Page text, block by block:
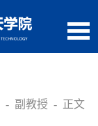
- 副教授 - 正文